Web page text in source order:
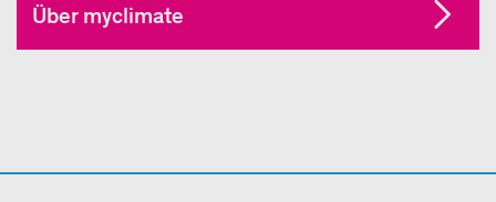
Über myclimate